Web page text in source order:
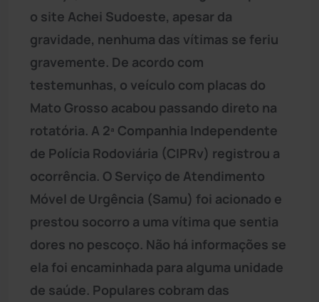
o site Achei Sudoeste, apesar da
gravidade, nenhuma das vítimas se feriu
gravemente. De acordo com
testemunhas, o veículo com placas do
Mato Grosso acabou passando direto na
rotatória. A 2ª Companhia Independente
de Polícia Rodoviária (CIPRv) registrou a
ocorrência. O Serviço de Atendimento
Móvel de Urgência (Samu) foi acionado e
prestou socorro a uma vítima que sentia
dores no pescoço. Não há informações se
ela foi encaminhada para alguma unidade
de saúde. Populares cobram das